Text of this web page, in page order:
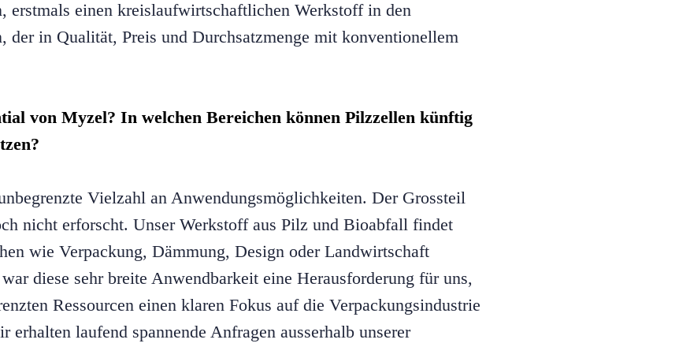
erstmals einen kreislaufwirtschaftlichen Werkstoff in den
der in Qualität, Preis und Durchsatzmenge mit konventionellem
von Myzel? In welchen Bereichen können Pilzzellen künftig
Vielzahl an Anwendungsmöglichkeiten. Der Grossteil
nicht erforscht. Unser Werkstoff aus Pilz und Bioabfall findet
wie Verpackung, Dämmung, Design oder Landwirtschaft
diese sehr breite Anwendbarkeit eine Herausforderung für uns,
Ressourcen einen klaren Fokus auf die Verpackungsindustrie
erhalten laufend spannende Anfragen ausserhalb unserer